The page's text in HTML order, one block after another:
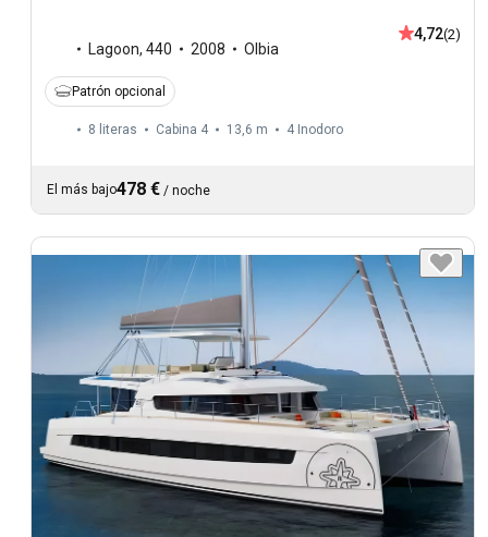
Lagoon, 440 2008 Olbia
4,72(2)
Patrón opcional
8 literas Cabina 4 13,6 m 4 Inodoro
El más bajo478 € / noche